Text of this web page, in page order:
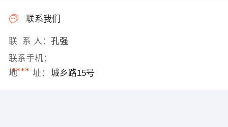
联系我们
联 系 人： 孔强
联系手机：
****
地 址： 城乡路15号